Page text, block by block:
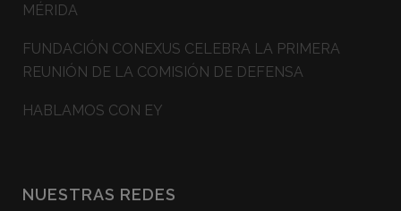
MÉRIDA
FUNDACIÓN CONEXUS CELEBRA LA PRIMERA
REUNIÓN DE LA COMISIÓN DE DEFENSA
HABLAMOS CON EY
NUESTRAS REDES